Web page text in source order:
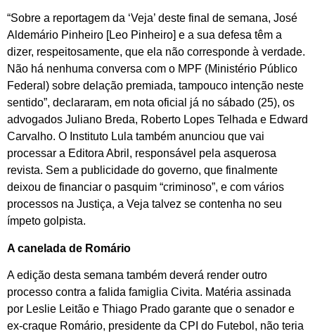
“Sobre a reportagem da ‘Veja’ deste final de semana, José
Aldemário Pinheiro [Leo Pinheiro] e a sua defesa têm a
dizer, respeitosamente, que ela não corresponde à verdade.
Não há nenhuma conversa com o MPF (Ministério Público
Federal) sobre delação premiada, tampouco intenção neste
sentido”, declararam, em nota oficial já no sábado (25), os
advogados Juliano Breda, Roberto Lopes Telhada e Edward
Carvalho. O Instituto Lula também anunciou que vai
processar a Editora Abril, responsável pela asquerosa
revista. Sem a publicidade do governo, que finalmente
deixou de financiar o pasquim “criminoso”, e com vários
processos na Justiça, a Veja talvez se contenha no seu
ímpeto golpista.
A canelada de Romário
A edição desta semana também deverá render outro
processo contra a falida famiglia Civita. Matéria assinada
por Leslie Leitão e Thiago Prado garante que o senador e
ex-craque Romário, presidente da CPI do Futebol, não teria